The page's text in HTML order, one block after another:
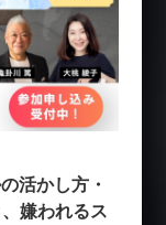
活かし方・
嫌われるス